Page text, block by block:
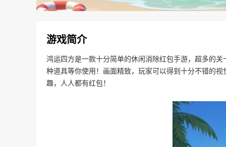
游戏简介
鸿运四方是一款十分简单的休闲消除红包手游，超多的
种道具等你使用！画面精致，玩家可以得到十分不错的
趣，人人都有红包！